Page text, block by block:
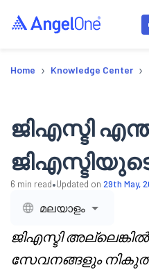
Home › Knowledge Center ›
ജിഎസ്ടി
6 min read•Updated on 29th May,
മലയാളം
ജിഎസ്ടി
സേവനങ്ങളും